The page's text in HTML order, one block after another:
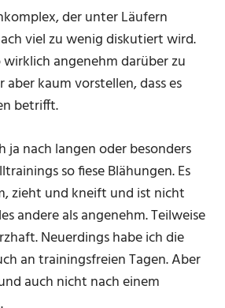
der unter Läufern
viel zu wenig diskutiert wird.
wirklich angenehm darüber zu
aber kaum vorstellen, dass es
betrifft.
ja nach langen oder besonders
so fiese Blähungen. Es
zieht und kneift und ist nicht
andere als angenehm. Teilweise
Neuerdings habe ich die
an trainingsfreien Tagen. Aber
auch nicht nach einem